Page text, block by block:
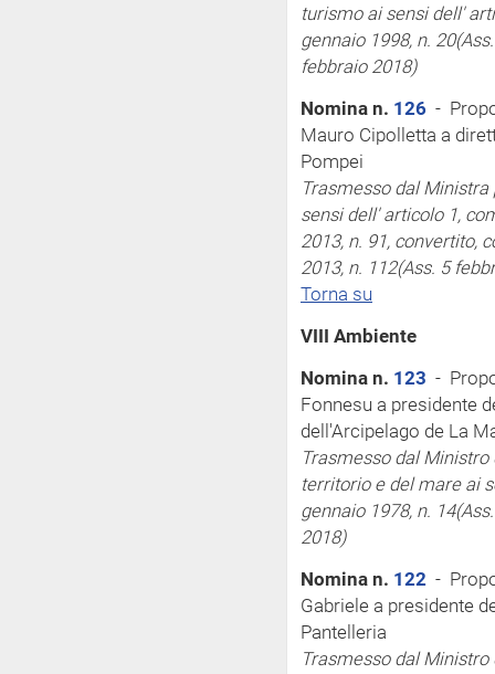
turismoai sensidell'
gennaio 1998, n. 20
febbraio 2018)
Nomina n. 126 -
Mauro Cipolletta a
Pompei
Trasmesso dal
sensidell' articolo 1,
2013, n. 91, convertito,
2013, n. 112(Ass. 5
Torna su
VIII Ambiente
Nomina n. 123 -
Fonnesu a presidente
dell'Arcipelago de La
Trasmesso dal
territorio e del mareai
gennaio 1978, n. 14
2018)
Nomina n. 122 -
Gabriele a presidente
Pantelleria
Trasmesso dal